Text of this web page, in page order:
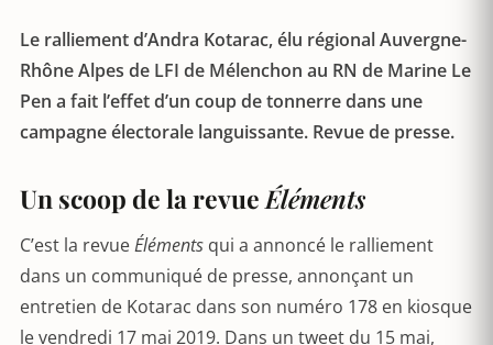
Le ralliement d’Andra Kotarac, élu régional Auvergne-
Rhône Alpes de LFI de Mélenchon au RN de Marine Le
Pen a fait l’effet d’un coup de tonnerre dans une
campagne électorale languissante. Revue de presse.
Un scoop de la revue Éléments
C’est la revueÉléments qui a annoncé le ralliement
dans un communiqué de presse, annonçant un
entretien de Kotarac dans son numéro 178 en kiosque
le vendredi 17 mai 2019. Dans un tweet du 15 mai,